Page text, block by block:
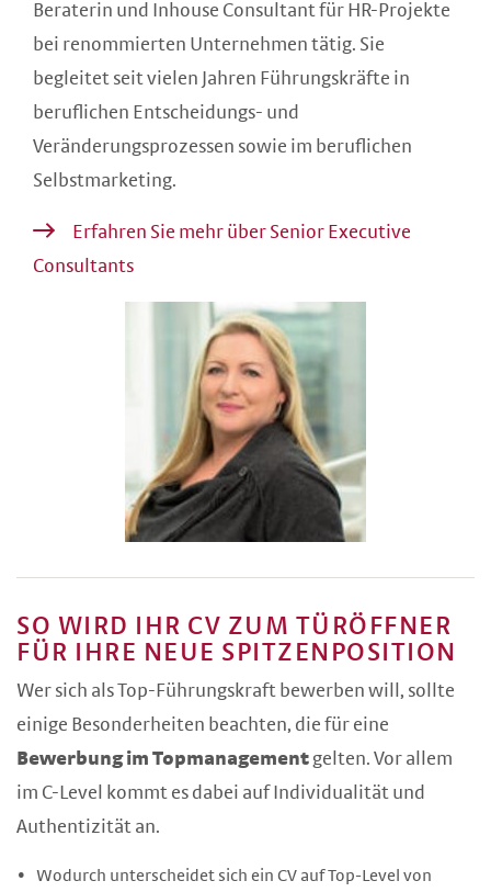
Beraterin und Inhouse Consultant für HR-Projekte
bei renommierten Unternehmen tätig. Sie
begleitet seit vielen Jahren Führungskräfte in
beruflichen Entscheidungs- und
Veränderungsprozessen sowie im beruflichen
Selbstmarketing.
Erfahren Sie mehr über Senior Executive
Consultants
SO WIRD IHR CV ZUM TÜRÖFFNER
FÜR IHRE NEUE SPITZENPOSITION
Wer sich als Top-Führungskraft bewerben will, sollte
einige Besonderheiten beachten, die für eine
Bewerbung im Topmanagement gelten. Vor allem
im C-Level kommt es dabei auf Individualität und
Authentizität an.
Wodurch unterscheidet sich ein CV auf Top-Level von